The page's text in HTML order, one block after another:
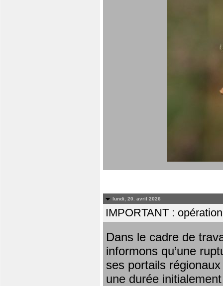
lundi, 20. avril 2026
IMPORTANT :
Dans le cadre de
informons qu’une
ses portails
une durée